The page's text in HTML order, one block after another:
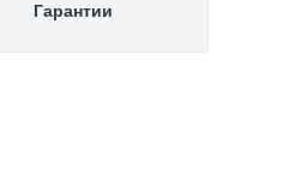
Гарантии